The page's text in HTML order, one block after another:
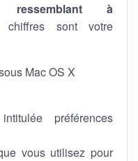
ressemblant à
sont votre
Mac OS X
préférences
vous utilisez pour